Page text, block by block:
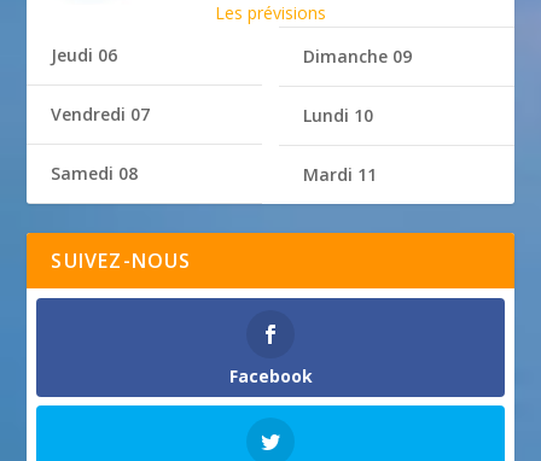
Les prévisions
Jeudi 06
Vendredi 07
Samedi 08
Dimanche 09
Lundi 10
Mardi 11
SUIVEZ-NOUS
Facebook